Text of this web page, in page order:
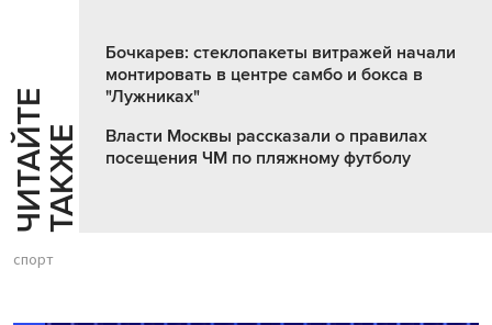
Ч
И
Т
АЙ
Т
Е
Т
А
К
ЖЕ
Бочкарев: стеклопакеты витражей начали
монтировать в центре самбо и бокса в
"Лужниках"
Власти Москвы рассказали о правилах
посещения ЧМ по пляжному футболу
спорт